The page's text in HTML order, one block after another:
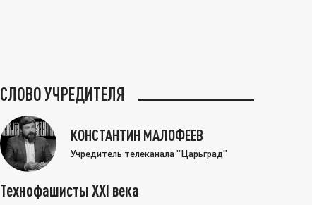
СЛОВО УЧРЕДИТЕЛЯ
КОНСТАНТИН МАЛОФЕЕВ
Учредитель телеканала "Царьград"
Технофашисты XXI века